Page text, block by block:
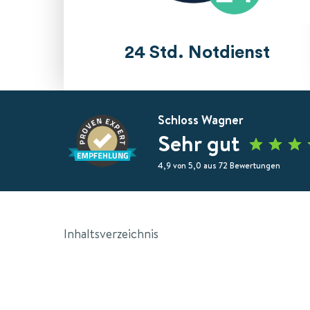
24 Std. Notdienst
Schloss Wagner
Sehr gut
4,9 von 5,0 aus 72 Bewertungen
Inhaltsverzeichnis